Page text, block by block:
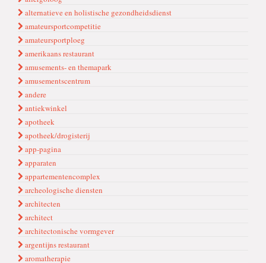
alternatieve en holistische gezondheidsdienst
amateursportcompetitie
amateursportploeg
amerikaans restaurant
amusements- en themapark
amusementscentrum
andere
antiekwinkel
apotheek
apotheek/drogisterij
app-pagina
apparaten
appartementencomplex
archeologische diensten
archi̇tecten
architect
architectonische vormgever
argentijns restaurant
aromatherapie